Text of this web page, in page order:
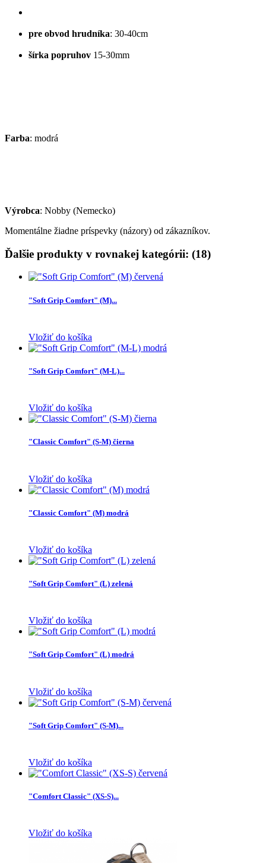
pre obvod hrudníka: 30-40cm
šírka popruhov 15-30mm
Farba: modrá
Výrobca: Nobby (Nemecko)
Momentálne žiadne príspevky (názory) od zákazníkov.
Ďalšie produkty v rovnakej kategórii: (18)
"Soft Grip Comfort" (M)...
Vložiť do košíka
"Soft Grip Comfort" (M-L)...
Vložiť do košíka
"Classic Comfort" (S-M) čierna
Vložiť do košíka
"Classic Comfort" (M) modrá
Vložiť do košíka
"Soft Grip Comfort" (L) zelená
Vložiť do košíka
"Soft Grip Comfort" (L) modrá
Vložiť do košíka
"Soft Grip Comfort" (S-M)...
Vložiť do košíka
"Comfort Classic" (XS-S)...
Vložiť do košíka